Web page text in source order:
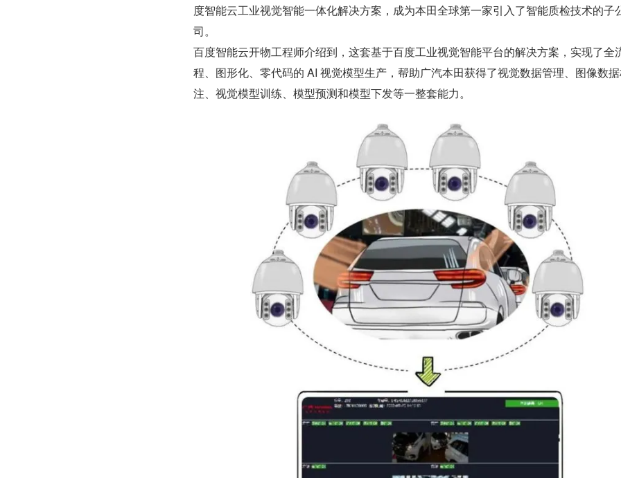
度智能云工业视觉智能一体化解决方案，成为本田全球第一家引入了智能质检技术的子
司。
百度智能云开物工程师介绍到，这套基于百度工业视觉智能平台的解决方案，实现了全
程、图形化、零代码的 AI 视觉模型生产，帮助广汽本田获得了视觉数据管理、图像数
注、视觉模型训练、模型预测和模型下发等一整套能力。